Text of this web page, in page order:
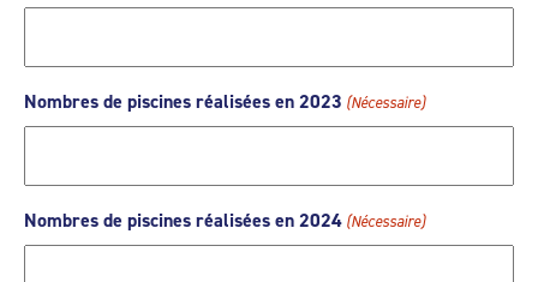
Nombres de piscines réalisées en 2023 (Nécessaire)
Nombres de piscines réalisées en 2024 (Nécessaire)